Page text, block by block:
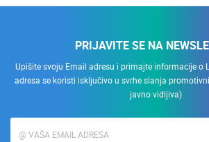
PRIJAVITE SE NA
Upišite svoju Email adresu i primajte informacije o
adresa se koristi isključivo u svrhe slanja
javno vidljiva)